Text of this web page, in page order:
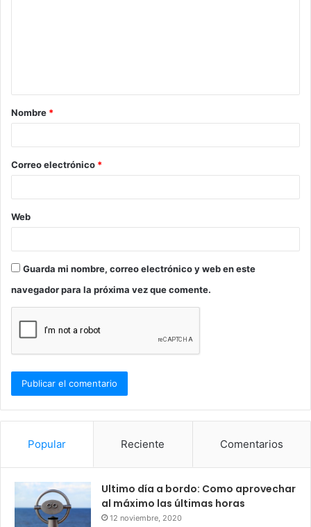
a
r
*
Nombre *
Correo electrónico *
Web
Guarda mi nombre, correo electrónico y web en este
navegador para la próxima vez que comente.
Popular Reciente Comentarios
Ultimo día a bordo: Como aprovechar
al máximo las últimas horas
12 noviembre, 2020